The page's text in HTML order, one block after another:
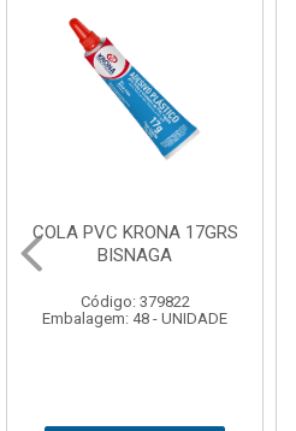
COLA PVC KRONA 17GRS
BISNAGA
Código: 379822
Embalagem: 48 - UNIDADE